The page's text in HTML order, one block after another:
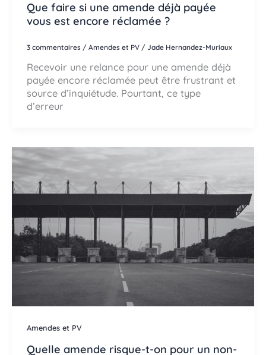
Que faire si une amende déjà payée
vous est encore réclamée ?
3 commentaires / Amendes et PV/ Jade Hernandez-Muriaux
Recevoir une relance pour une amende déjà
payée encore réclamée peut être frustrant et
source d’inquiétude. Pourtant, ce type
d’erreur
Amendes et PV
Quelle amende risque-t-on pour un non-